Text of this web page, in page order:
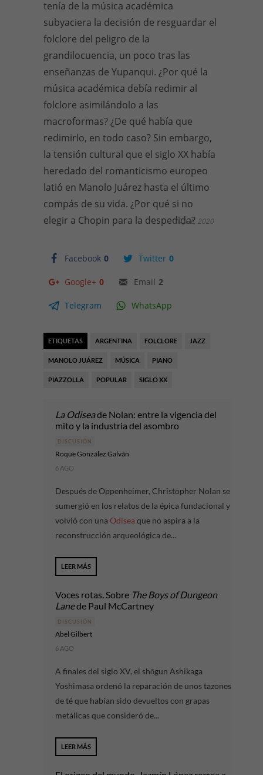
tenía de la música académica
subyaciera la decisión de resguardar el
folclore del peligro de la
grandilocuencia, un poco tras las
enseñanzas de Yupanqui. ¿Por qué la
música académica debía redimir al
folclore asimilándolo a las
macroformas? ¿De qué había que
redimirlo, en todo caso? Sin embargo,
la tensión cultural que el siglo XX había
heredado del romanticismo europeo
latió en Manolo Juárez hasta el último
compás de su vida. ¿Por qué si no
elegir a Chopin para la despedida?
Facebook 0 Twitter 0
Google+ 0 Email 2
Telegram WhatsApp
30 JUL, 2020
ETIQUETAS ARGENTINA FOLCLORE JAZZ
MANOLO JUÁREZ MÚSICA PIANO
PIAZZOLLA POPULAR SIGLO XX
La Odiseade Nolan: entre la vigencia del
mito y la industria del asombro
DISCUSIÓN
Roque González Galván
6 AGO
Después de Oppenheimer, Christopher Nolan se
sumergió en los relatos de la épica fundacional y
volvió con una Odisea que no aspira a la
reconstrucción arqueológica de...
LEER MÁS
Voces rotas. Sobre The Boys of Dungeon
Lanede Paul McCartney
DISCUSIÓN
Abel Gilbert
6 AGO
A finales del siglo XV, el shōgun Ashikaga
Yoshimasa ordenó la reparación de unos tazones
de té que habían sido devueltos con grapas
metálicas que consideró de...
LEER MÁS